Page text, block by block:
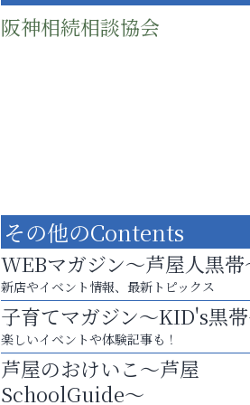
阪神相続相談協会
まずは話してみませんか？
「相続」無料相談会カフェ
アテイン音楽教室
その他のContents
WEBマガジン～芦屋人黒帯
新店やイベント情報、最新トピックス
子育てマガジン～KID's黒
楽しいイベントや体験記事も！
芦屋のおけいこ～芦屋
SchoolGuide～